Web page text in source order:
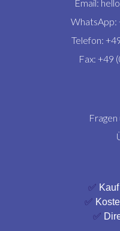
Email:
WhatsApp:
Telefon:
Fax: +49
✅
✅
✅